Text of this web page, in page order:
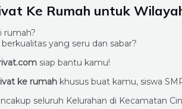
Ke Rumah untuk
rumah?
yang seru dan sabar?
siap bantu kamu!
ke rumah khusus buat kamu, siswa
seluruh Kelurahan di Kecamatan